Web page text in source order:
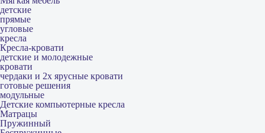
детские
прямые
угловые
кресла
Кресла-кровати
детские и молодежные
кровати
чердаки и 2х ярусные кровати
готовые решения
модульные
Детские компьютерные кресла
Матрацы
Пружинный